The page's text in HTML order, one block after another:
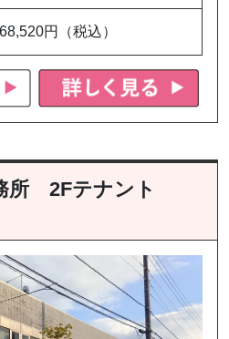
円（税込）
所 2Fテナント